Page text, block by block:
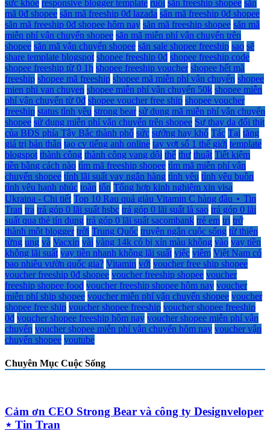
sức khỏe responsive blogger template ruồi săn freeship shopee săn
mã 0đ shopee săn mã freeship 0đ lazada săn mã freeship 0đ shopee
săn mã freeship 0đ shopee hôm nay săn mã freeship shopee săn mã
miễn phí vận chuyển shopee săn mã miễn phí vận chuyển trên
shopee săn mã vận chuyển shopee săn sale shopee freeship sao sẽ
share template blogspot shopee freeship 0đ shopee freeship code
shopee freeship từ 0 1h shopee freeship voucher shopee hết mã
freeship shopee mã freeship shopee mã miễn phí vận chuyển shopee
mien phi van chuyen shopee miễn phí vận chuyển 50k shopee miễn
phí vận chuyển từ 0đ shopee voucher free ship shopee voucher
freeship status tình yêu strong bear sử dụng mã miễn phí vận chuyển
shopee sử dụng miễn phí vận chuyển trên shopee Sự thay da đổi thịt
của BĐS phía Tây Bắc thành phố sức sướng hay khổ Tác Tại tăng
giá trị bản thân tạo cv tiếng anh online tay vợt số 1 thế giới template
blogspot thành công thành công vang dội thế thư thuật Tiết kiệm
tiền bằng cách nào tìm mã freeship shopee tìm mã miễn phí vận
chuyển shopee tính lãi suất vay ngân hàng tình yêu tình yêu buồn
tình yêu hạnh phúc toàn tổn Tổng hợp kinh nghiệm xin visa
Ukraina - Chi tiết Top 10 Rau quả giàu Vitamin C hàng đầu ⋆ Tin
Tran tra trả góp 0 lãi suất hsbc trả góp 0 lãi suất là sao trả góp 0 lãi
suất qua thẻ tín dụng trả góp 0 lãi suất sacombank trẻ em trị trở
thành một blogger trời Trung Quốc truyện ngắn cuộc sống từ thiện
từng ung và Vacxin vài vàng 14k có bị xỉn màu không vào vay tiền
không lãi suất vay tiền nhanh không lãi suất việc viêm Việt Nam có
bao nhiêu vườn quốc gia? Vitamin với voucher free ship shopee
voucher freeship 0đ shopee voucher freeship shopee voucher
freeship shopee food voucher freeship shopee hôm nay voucher
miễn phí ship shopee voucher miễn phí vận chuyển shopee voucher
shopee free ship voucher shopee freeship voucher shopee freeship
0đ voucher shopee freeship hôm nay voucher shopee miễn phí vận
chuyển voucher shopee miễn phí vận chuyển hôm nay voucher vận
chuyển shopee youtube
Chuyên Mục Cuộc Sống
Cảm ơn CEO Strong Bear và công ty Designveloper
⋆ Tin Tran